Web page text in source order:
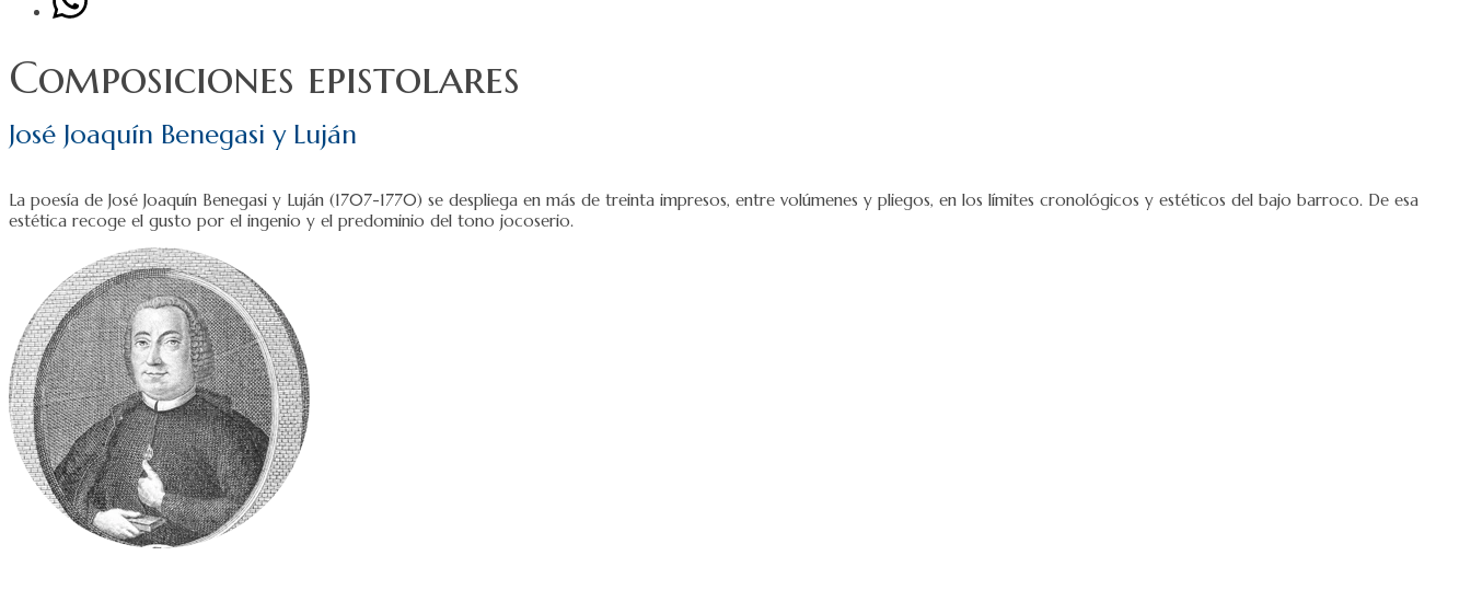
Composiciones epistolares
José Joaquín Benegasi y Luján
La poesía de José Joaquín Benegasi y Luján (1707-1770) se despliega en más de treinta impresos, entre volúmenes y pliegos, en los límites cronológicos y estéticos del bajo barroco. De esa
estética recoge el gusto por el ingenio y el predominio del tono jocoserio.